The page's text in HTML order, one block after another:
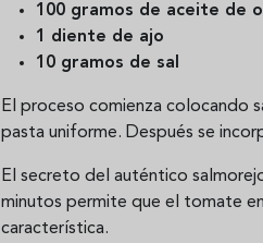
100 gramos de aceite de
1 diente de ajo
10 gramos de sal
El proceso comienza colocando
pasta uniforme. Después se
El secreto del auténtico
minutos permite que el tomate
característica.